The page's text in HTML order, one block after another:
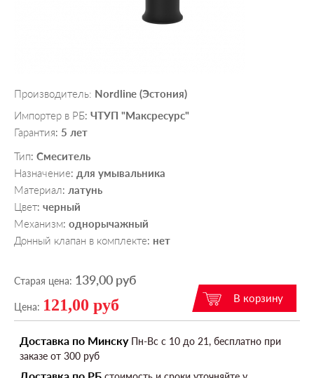
Производитель: Nordline (Эстония)
Импортер в РБ: ЧТУП "Максресурс"
Гарантия: 5 лет
Тип: Смеситель
Назначение: для умывальника
Материал: латунь
Цвет: черный
Механизм: однорычажный
Донный клапан в комплекте: нет
Старая цена: 139,00 руб
Цена: 121,00 руб
Доставка по МинскуПн-Вс c 10 до 21, бесплатно при
заказе от 300 руб